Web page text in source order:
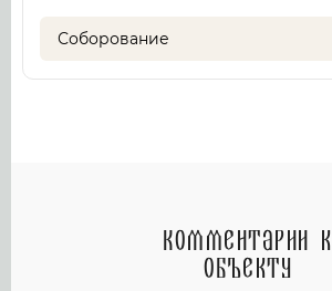
Соборование
Комментарии к
объекту